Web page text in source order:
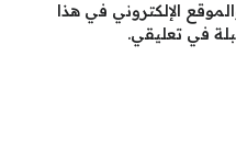
الإلكتروني في هذا
في تعليقي.